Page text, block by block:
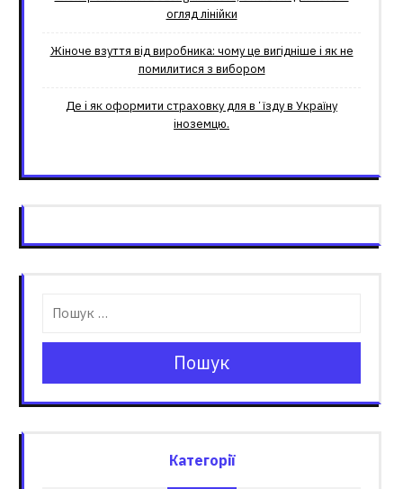
огляд лінійки
Жіноче взуття від виробника: чому це вигідніше і як не
помилитися з вибором
Де і як оформити страховку для вʼїзду в Україну
іноземцю.
Пошук
Категорії